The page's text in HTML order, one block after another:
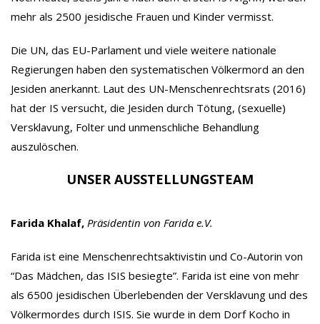
mehr als 2500 jesidische Frauen und Kinder vermisst.
Die UN, das EU-Parlament und viele weitere nationale
Regierungen haben den systematischen Völkermord an den
Jesiden anerkannt. Laut des UN-Menschenrechtsrats (2016)
hat der IS versucht, die Jesiden durch Tötung, (sexuelle)
Versklavung, Folter und unmenschliche Behandlung
auszulöschen.
UNSER AUSSTELLUNGSTEAM
Farida Khalaf, Präsidentin von Farida e.V.
Farida ist eine Menschenrechtsaktivistin und Co-Autorin von
“Das Mädchen, das ISIS besiegte”. Farida ist eine von mehr
als 6500 jesidischen Überlebenden der Versklavung und des
Völkermordes durch ISIS. Sie wurde in dem Dorf Kocho in